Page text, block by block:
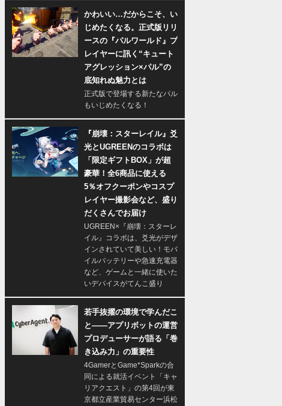
かわいい…だからこそ、い
じめたくなる。正式版リリ
ースの『パルワールド』プ
レイヤーに訊く“キュート
アグレッション×パル”の
底知れぬ魅力とは
正式版で登場する新たなパル
もいじめたくなる！
『崩壊：スターレイル』爻
光とUGREENのコラボは
「限定ギフトBOX」が超
豪華！全6商品に使える
5％オフクーポンやコスプ
レイヤー撮影会など、盛り
だくさんでお届け
UGREEN×『崩壊：スターレ
イル』コラボは、爻光がデザ
インされていて美しい！モバ
イルバッテリーや急速充電器
など、ゲームと一緒に使いた
いデバイスがてんこ盛り
若手抜擢の環境で学んだこ
と――アプリボットの運営
プロデューサーが語る「巻
き込み力」の重要性
4GamerとGame*Sparkの合
同による就活イベント「キャ
リアクエスト」の第4回が東
京都立産業貿易センター浜松